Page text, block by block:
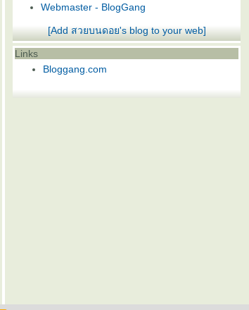
Webmaster - BlogGang
[Add สวยบนดอย's blog to your web]
Links
Bloggang.com